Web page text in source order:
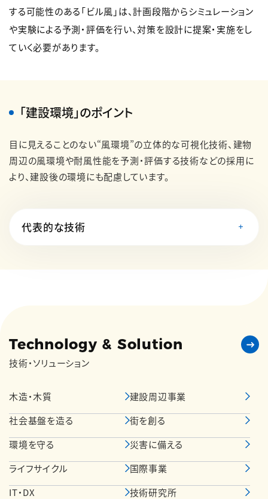
する可能性のある「ビル風」は、計画段階からシミュレーション
や実験による予測・評価を行い、対策を設計に提案・実施をし
ていく必要があります。
「建設環境」のポイント
目に見えることのない“風環境”の立体的な可視化技術、建物
周辺の風環境や耐風性能を予測・評価する技術などの採用に
より、建設後の環境にも配慮しています。
代表的な技術
Technology & Solution
技術・ソリューション
木造・木質
建設周辺事業
社会基盤を造る
街を創る
環境を守る
災害に備える
ライフサイクル
国際事業
IT・DX
技術研究所